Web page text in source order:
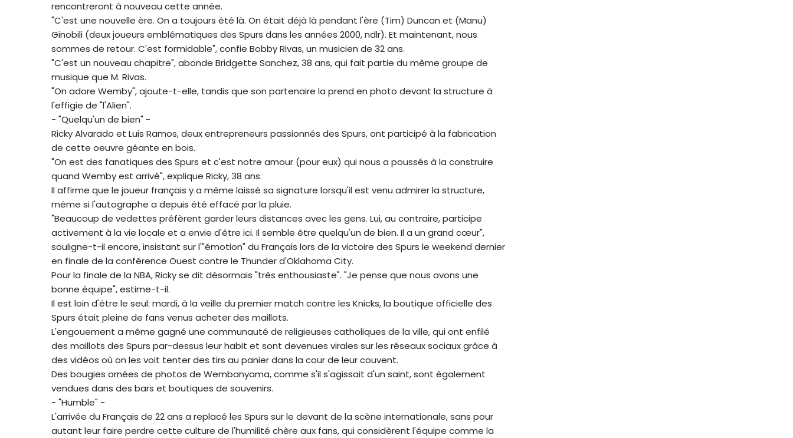
rencontreront à nouveau cette année.
"C'est une nouvelle ère. On a toujours été là. On était déjà là pendant l'ère (Tim) Duncan et (Manu)
Ginobili (deux joueurs emblématiques des Spurs dans les années 2000, ndlr). Et maintenant, nous
sommes de retour. C'est formidable", confie Bobby Rivas, un musicien de 32 ans.
"C'est un nouveau chapitre", abonde Bridgette Sanchez, 38 ans, qui fait partie du même groupe de
musique que M. Rivas.
"On adore Wemby", ajoute-t-elle, tandis que son partenaire la prend en photo devant la structure à
l'effigie de "l'Alien".
- "Quelqu'un de bien" -
Ricky Alvarado et Luis Ramos, deux entrepreneurs passionnés des Spurs, ont participé à la fabrication
de cette oeuvre géante en bois.
"On est des fanatiques des Spurs et c'est notre amour (pour eux) qui nous a poussés à la construire
quand Wemby est arrivé", explique Ricky, 38 ans.
Il affirme que le joueur français y a même laissé sa signature lorsqu'il est venu admirer la structure,
même si l'autographe a depuis été effacé par la pluie.
"Beaucoup de vedettes préfèrent garder leurs distances avec les gens. Lui, au contraire, participe
activement à la vie locale et a envie d'être ici. Il semble être quelqu'un de bien. Il a un grand cœur",
souligne-t-il encore, insistant sur l'"émotion" du Français lors de la victoire des Spurs le weekend dernier
en finale de la conférence Ouest contre le Thunder d'Oklahoma City.
Pour la finale de la NBA, Ricky se dit désormais "très enthousiaste". "Je pense que nous avons une
bonne équipe", estime-t-il.
Il est loin d'être le seul: mardi, à la veille du premier match contre les Knicks, la boutique officielle des
Spurs était pleine de fans venus acheter des maillots.
L'engouement a même gagné une communauté de religieuses catholiques de la ville, qui ont enfilé
des maillots des Spurs par-dessus leur habit et sont devenues virales sur les réseaux sociaux grâce à
des vidéos où on les voit tenter des tirs au panier dans la cour de leur couvent.
Des bougies ornées de photos de Wembanyama, comme s'il s'agissait d'un saint, sont également
vendues dans des bars et boutiques de souvenirs.
- "Humble" -
L'arrivée du Français de 22 ans a replacé les Spurs sur le devant de la scène internationale, sans pour
autant leur faire perdre cette culture de l'humilité chère aux fans, qui considèrent l'équipe comme la